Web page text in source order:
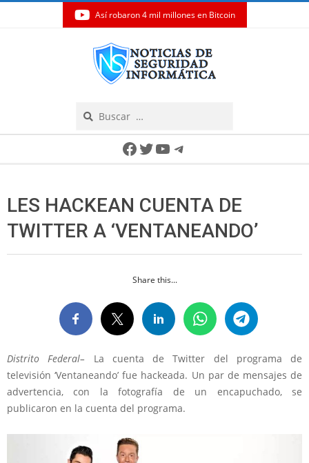
Así robaron 4 mil millones en Bitcoin
Facebook
Twitter
YouTube
Telegram
LES HACKEAN CUENTA DE
TWITTER A ‘VENTANEANDO’
Share this...
Distrito Federal– La cuenta de Twitter del programa de
televisión ‘Ventaneando’ fue hackeada. Un par de mensajes de
advertencia, con la fotografía de un encapuchado, se
publicaron en la cuenta del programa.